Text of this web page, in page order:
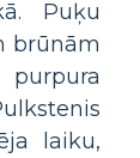
Puķu
brūnām
laiku,